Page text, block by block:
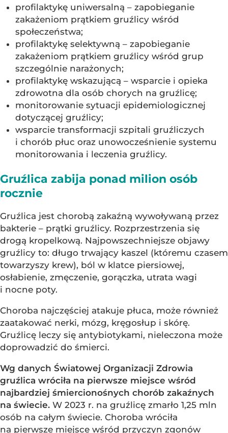
profilaktykę uniwersalną – zapobieganie
zakażeniom prątkiem gruźlicy wśród
społeczeństwa;
profilaktykę selektywną – zapobieganie
zakażeniom prątkiem gruźlicy wśród grup
szczególnie narażonych;
profilaktykę wskazującą – wsparcie i opieka
zdrowotna dla osób chorych na gruźlicę;
monitorowanie sytuacji epidemiologicznej
dotyczącej gruźlicy;
wsparcie transformacji szpitali gruźliczych
i chorób płuc oraz unowocześnienie systemu
monitorowania i leczenia gruźlicy.
Gruźlica zabija ponad milion osób
rocznie
Gruźlica jest chorobą zakaźną wywoływaną przez
bakterie – prątki gruźlicy. Rozprzestrzenia się
drogą kropelkową. Najpowszechniejsze objawy
gruźlicy to: długo trwający kaszel (któremu czasem
towarzyszy krew), ból w klatce piersiowej,
osłabienie, zmęczenie, gorączka, utrata wagi
i nocne poty.
Choroba najczęściej atakuje płuca, może również
zaatakować nerki, mózg, kręgosłup i skórę.
Gruźlicę leczy się antybiotykami, nieleczona może
doprowadzić do śmierci.
Wg danych Światowej Organizacji Zdrowia
gruźlica wróciła na pierwsze miejsce wśród
najbardziej śmiercionośnych chorób zakaźnych
na świecie. W 2023 r. na gruźlicę zmarło 1,25 mln
osób na całym świecie. Choroba wróciła
na pierwsze miejsce wśród przyczyn zgonów